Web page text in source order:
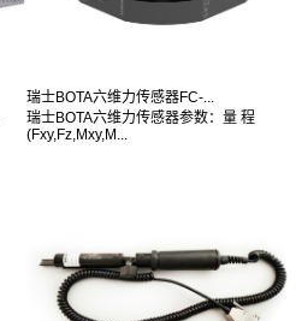
瑞士BOTA六维力传感器FC-...
瑞士BOTA六维力传感器参数：量 程
(Fxy,Fz,Mxy,M...